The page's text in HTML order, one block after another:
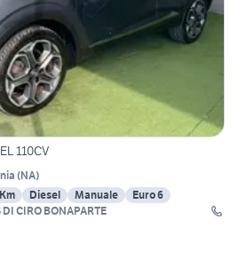
110CV
(NA)
Diesel Manuale
Euro 6
DI CIRO BONAPARTE